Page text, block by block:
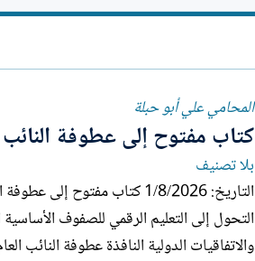
المحامي علي أبو حبلة
كتاب مفتوح إلى عطوفة النائب
بلا تصنيف
التحول إلى التعليم الرقمي للصفوف الأساسية
والاتفاقيات الدولية النافذة عطوفة النائب العام الفلسطيني المحترم، تحية...